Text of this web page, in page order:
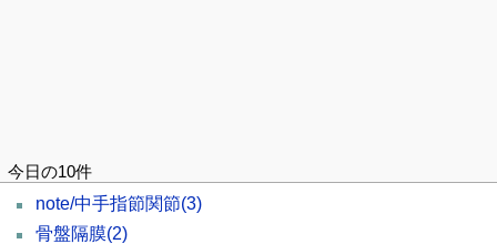
今日の10件
note/中手指節関節(3)
骨盤隔膜(2)